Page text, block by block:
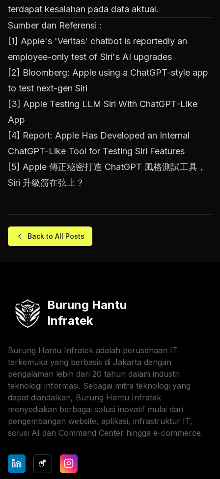
terdapat kesalahan pada data aktual.
Sumber dan Referensi :
[1] Apple's 'Veritas' chatbot is reportedly an
employee-only test of Siri's AI upgrades
[2] Bloomberg: Apple using a ChatGPT-style app
to test next-gen Siri
[3] Apple Testing LLM Siri With ChatGPT-Like
App
[4] Report: Apple Has Developed an Internal
ChatGPT-Like Tool for Testing Siri Features
[5] Apple 傳正秘密打造 ChatGPT 風格測試工具，
Siri 升級箭在弦上？
Back to All Posts
Burung Hantu
Infratek
Burung Hantu Infratek adalah perusahaan IT
terkemuka yang berbasis di Jakarta dengan
pengalaman lebih dari 20 tahun dalam industri
teknologi informasi. Sebagai mitra teknologi yang
dapat diandalkan, Burung Hantu Infratek
menyediakan berbagai solusi inovatif mulai dari
pengembangan website, aplikasi, infrastruktur IT,
solusi AI dan Command Center hingga e-commerce.